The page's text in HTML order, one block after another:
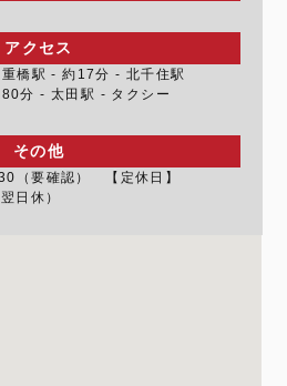
アクセス
橋駅 - 約17分 - 北千住駅
分 - 太田駅 - タクシー
その他
（要確認） 【定休日】
日休）